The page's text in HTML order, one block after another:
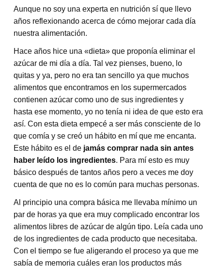
Aunque no soy una experta en nutrición sí que llevo
años reflexionando acerca de cómo mejorar cada día
nuestra alimentación.
Hace años hice una «dieta» que proponía eliminar el
azúcar de mi día a día. Tal vez pienses, bueno, lo
quitas y ya, pero no era tan sencillo ya que muchos
alimentos que encontramos en los supermercados
contienen azúcar como uno de sus ingredientes y
hasta ese momento, yo no tenía ni idea de que esto era
así. Con esta dieta empecé a ser más consciente de lo
que comía y se creó un hábito en mí que me encanta.
Este hábito es el de jamás comprar nada sin antes
haber leído los ingredientes. Para mí esto es muy
básico después de tantos años pero a veces me doy
cuenta de que no es lo común para muchas personas.
Al principio una compra básica me llevaba mínimo un
par de horas ya que era muy complicado encontrar los
alimentos libres de azúcar de algún tipo. Leía cada uno
de los ingredientes de cada producto que necesitaba.
Con el tiempo se fue aligerando el proceso ya que me
sabía de memoria cuáles eran los productos más